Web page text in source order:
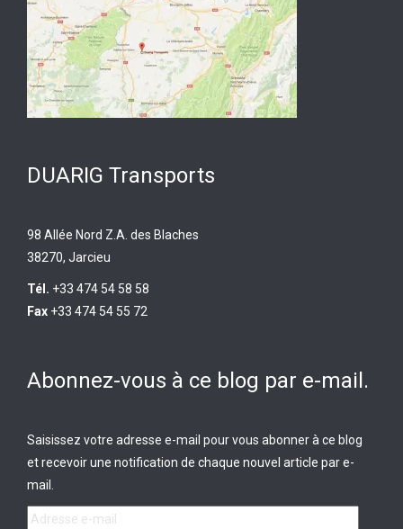
DUARIG Transports
98 Allée Nord Z.A. des Blaches
38270, Jarcieu
Tél. +33 474 54 58 58
Fax +33 474 54 55 72
Abonnez-vous à ce blog par e-mail.
Saisissez votre adresse e-mail pour vous abonner à ce blog
et recevoir une notification de chaque nouvel article par e-
mail.
Adresse